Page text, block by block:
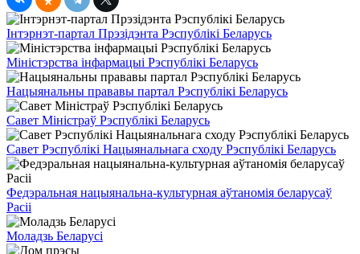
Інтэрнэт-партал Прэзідэнта Рэспублікі Беларусь
Міністэрства інфармацыі Рэспублікі Беларусь
Нацыянальны прававы партал Рэспублікі Беларусь
Савет Міністраў Рэспублікі Беларусь
Савет Рэспублікі Нацыянальнага сходу Рэспублікі Беларусь
Федэральная нацыянальна-культурная аўтаномія беларусаў
Расіі
Моладзь Беларусі